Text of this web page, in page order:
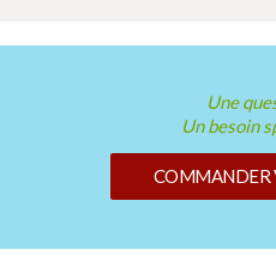
Une
Un besoin
COMMANDER